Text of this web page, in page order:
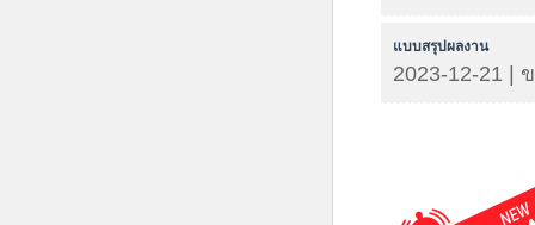
แบบสรุปผลงาน
2023-12-21 |